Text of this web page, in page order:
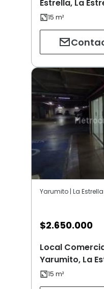
Estrella, La
Yarumito | La Estrella
$2.650.000
Local
Yarumito, La